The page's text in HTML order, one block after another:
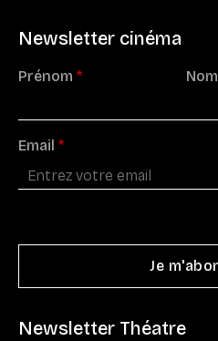
Newsletter cinéma
Prénom * Nom
Email *
Newsletter Théatre